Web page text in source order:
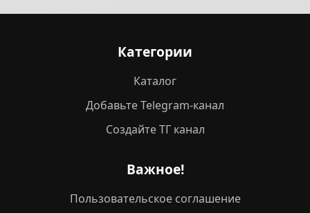
Категории
Каталог
Добавьте Telegram-канал
Создайте ТГ канал
Важное!
Пользовательское соглашение